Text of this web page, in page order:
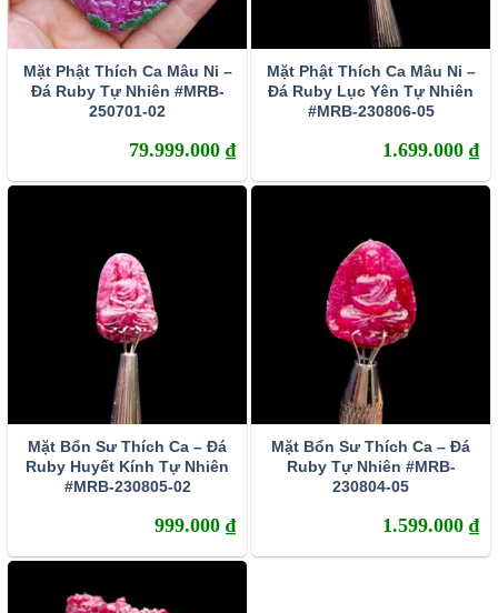
Mặt Phật Thích Ca Mâu Ni –
Đá Ruby Tự Nhiên #MRB-
250701-02
79.999.000 ₫
Mặt Phật Thích Ca Mâu Ni –
Đá Ruby Lục Yên Tự Nhiên
#MRB-230806-05
1.699.000 ₫
Mặt Bổn Sư Thích Ca – Đá
Ruby Huyết Kính Tự Nhiên
#MRB-230805-02
999.000 ₫
Mặt Bổn Sư Thích Ca – Đá
Ruby Tự Nhiên #MRB-
230804-05
1.599.000 ₫